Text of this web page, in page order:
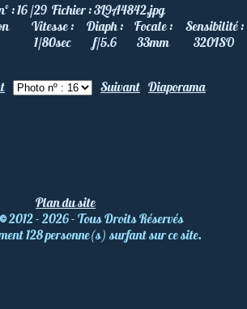
:16 /29 Fichier :3L9A4842.jpg
Vitesse :
1/80sec
Diaph :
f/5.6
Focale :
33mm
Sensibilité :
320ISO
Suivant Diaporama
Plan du site
©2012 - 2026 - Tous Droits Réservés
128 personne(s) surfant sur ce site.